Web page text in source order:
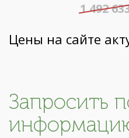
1 492
Цены на сайте
Запросить